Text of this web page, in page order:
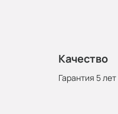
Качество
Гарантия 5 лет